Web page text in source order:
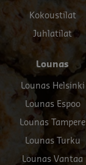
Kokoustilat
Juhlatilat
Lounas
Lounas Helsinki
Lounas Espoo
Lounas Tampere
Lounas Turku
Lounas Vantaa